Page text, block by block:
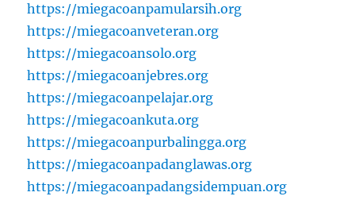
https://miegacoanpamularsih.org
https://miegacoanveteran.org
https://miegacoansolo.org
https://miegacoanjebres.org
https://miegacoanpelajar.org
https://miegacoankuta.org
https://miegacoanpurbalingga.org
https://miegacoanpadanglawas.org
https://miegacoanpadangsidempuan.org